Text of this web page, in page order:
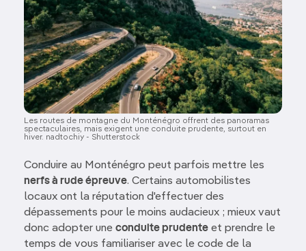
Les routes de montagne du Monténégro offrent des panoramas
spectaculaires, mais exigent une conduite prudente, surtout en
hiver. nadtochiy - Shutterstock
Conduire au Monténégro peut parfois mettre les
nerfs à rude épreuve. Certains automobilistes
locaux ont la réputation d'effectuer des
dépassements pour le moins audacieux ; mieux vaut
donc adopter une conduite prudente et prendre le
temps de vous familiariser avec le code de la